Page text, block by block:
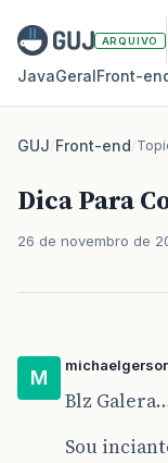
ARQUIVO
JavaGeral
GUJ/Front-end/
Dica Para
26 de novembro de
M
Blz
Sou